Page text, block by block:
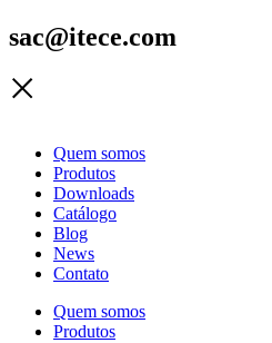
sac@itece.com
Quem somos
Produtos
Downloads
Catálogo
Blog
News
Contato
Quem somos
Produtos